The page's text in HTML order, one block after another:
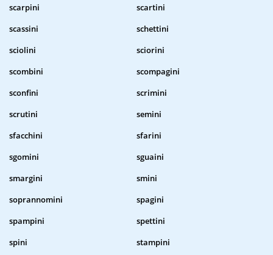
scarpini
scartini
scassini
schettini
sciolini
sciorini
scombini
scompagini
sconfini
scrimini
scrutini
semini
sfacchini
sfarini
sgomini
sguaini
smargini
smini
soprannomini
spagini
spampini
spettini
spini
stampini